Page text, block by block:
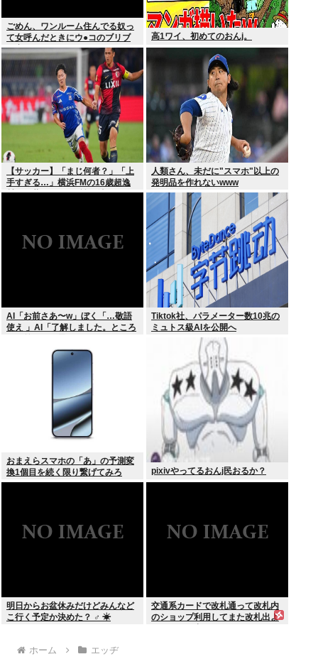
ごめん、ワンルーム住んでる奴っ
て女呼んだときにウ●コのブリブ
リ音どうしてんの？？
高1ワイ、初めてのおんj。
【サッカー】「まじ何者？」「上
手すぎる…」横浜FMの16歳超逸
材が開幕Jデビュー戦で魅せた”衝
人類さん、未だに"スマホ"以上の
発明品を作れないwww
AI「お前さあ〜w」ぼく「…敬語
使え 」AI「了解しました。ところ
Tiktok社、パラメーター数10兆の
ミュトス級AIを公開へ
おまえらスマホの「あ」の予測変
換1個目を続く限り繋げてみろ
www
pixivやってるおんj民おるか？
明日からお盆休みだけどみんなど
こ行く予定か決めた？ ‍♂ ☀
交通系カードで改札通って改札内
のショップ利用してまた改札出よ
ホーム エッヂ